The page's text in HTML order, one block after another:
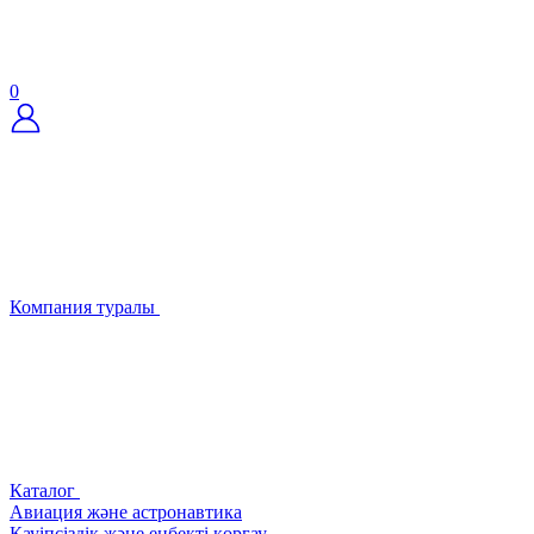
0
Компания туралы
Каталог
Авиация және астронавтика